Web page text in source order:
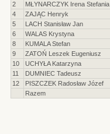
2
MŁYNARCZYK Irena Stefania
4
ZAJĄC Henryk
5
LACH Stanisław Jan
6
WALAS Krystyna
8
KUMALA Stefan
9
ZATOŃ Leszek Eugeniusz
10
UCHYŁA Katarzyna
11
DUMNIEC Tadeusz
12
PISZCZEK Radosław Józef
Razem